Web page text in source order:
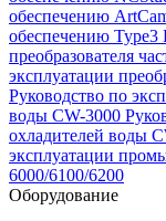
обеспечению
обеспечению Type3
преобразователя
эксплуатации
Руководство по
воды CW-3000
охладителей воды
эксплуатации
6000/6100/6200
Оборудование